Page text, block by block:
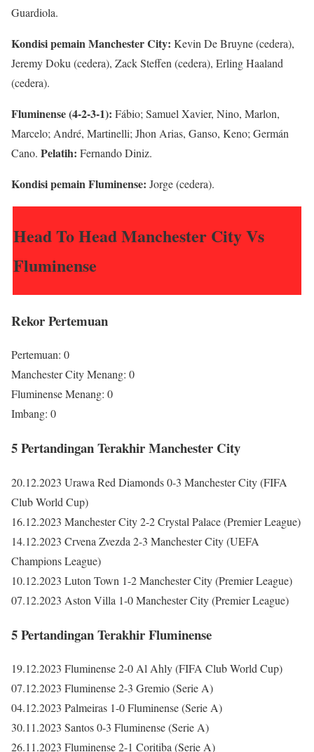
Guardiola.
Kondisi pemain Manchester City: Kevin De Bruyne (cedera),
Jeremy Doku (cedera), Zack Steffen (cedera), Erling Haaland
(cedera).
Fluminense (4-2-3-1): Fábio; Samuel Xavier, Nino, Marlon,
Marcelo; André, Martinelli; Jhon Arias, Ganso, Keno; Germán
Cano. Pelatih: Fernando Diniz.
Kondisi pemain Fluminense: Jorge (cedera).
Head To Head Manchester City Vs
Fluminense
Rekor Pertemuan
Pertemuan: 0
Manchester City Menang: 0
Fluminense Menang: 0
Imbang: 0
5 Pertandingan Terakhir Manchester City
20.12.2023 Urawa Red Diamonds 0-3 Manchester City (FIFA
Club World Cup)
16.12.2023 Manchester City 2-2 Crystal Palace (Premier League)
14.12.2023 Crvena Zvezda 2-3 Manchester City (UEFA
Champions League)
10.12.2023 Luton Town 1-2 Manchester City (Premier League)
07.12.2023 Aston Villa 1-0 Manchester City (Premier League)
5 Pertandingan Terakhir Fluminense
19.12.2023 Fluminense 2-0 Al Ahly (FIFA Club World Cup)
07.12.2023 Fluminense 2-3 Gremio (Serie A)
04.12.2023 Palmeiras 1-0 Fluminense (Serie A)
30.11.2023 Santos 0-3 Fluminense (Serie A)
26.11.2023 Fluminense 2-1 Coritiba (Serie A)